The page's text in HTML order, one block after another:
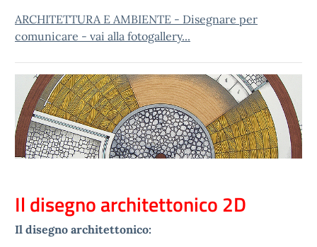
ARCHITETTURA E AMBIENTE - Disegnare per
comunicare - vai alla fotogallery...
Il disegno architettonico 2D
Il disegno architettonico: